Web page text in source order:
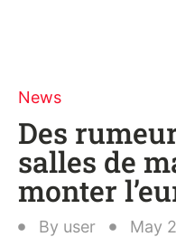
News
Des
salles de
monter
By user May